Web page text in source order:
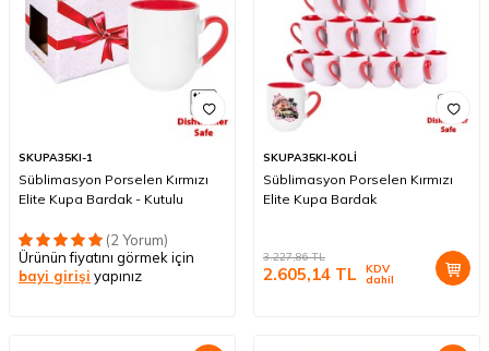
SKUPA35KI-1
Süblimasyon Porselen Kırmızı
Elite Kupa Bardak - Kutulu
(2 Yorum)
Ürünün fiyatını görmek için
bayi girişi yapınız
SKUPA35KI-KOLİ
Süblimasyon Porselen Kırmızı
Elite Kupa Bardak
3.227,86TL
2.605,14 TL KDV
dahil